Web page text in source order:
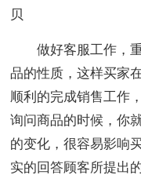
贝
做好客服工作，重
品的性质，这样买家
顺利的完成销售工作
询问商品的时候，你
的变化，很容易影响
实的回答顾客所提出